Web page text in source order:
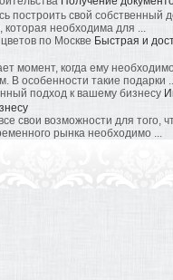
построить свой собственный
которая необходима для ...
Быстрая и
момент, когда ему
В особенности такие подарки
свои возможности для того,
рынка необходимо ...